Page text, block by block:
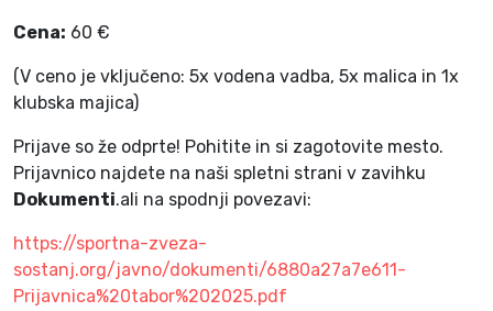
Cena: 60 €
(V ceno je vključeno: 5x vodena vadba, 5x malica in 1x
klubska majica)
Prijave so že odprte! Pohitite in si zagotovite mesto.
Prijavnico najdete na naši spletni strani v zavihku
Dokumenti.ali na spodnji povezavi:
https://sportna-zveza-
sostanj.org/javno/dokumenti/6880a27a7e611-
Prijavnica%20tabor%202025.pdf